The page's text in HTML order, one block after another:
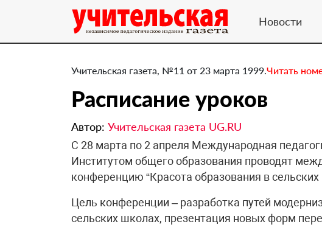
Новости
Учительская газета, №11 от 23 марта 1999.Читать
Расписание уроков
Автор: Учительская газета UG.RU
С 28 марта по 2 апреля Международная
Институтом общего образования проводят
конференцию “Красота образования в сельских
Цель конференции – разработка путей
сельских школах, презентация новых форм